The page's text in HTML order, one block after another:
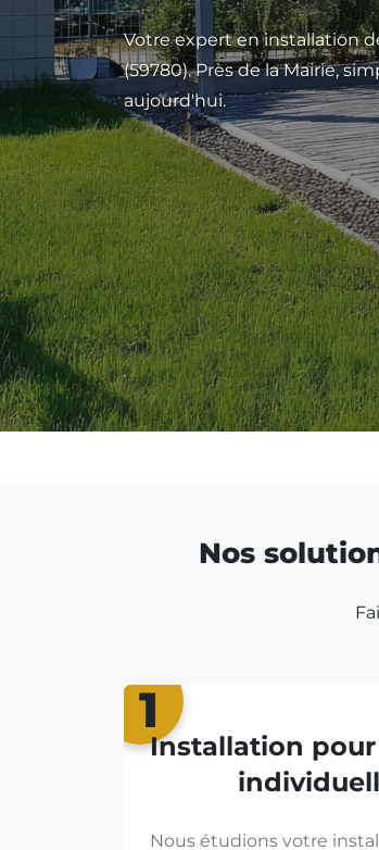
Votre expert en installation
(59780). Près de la Mairie,
aujourd'hui.
Nos
1
Installation
Nous étudions votre